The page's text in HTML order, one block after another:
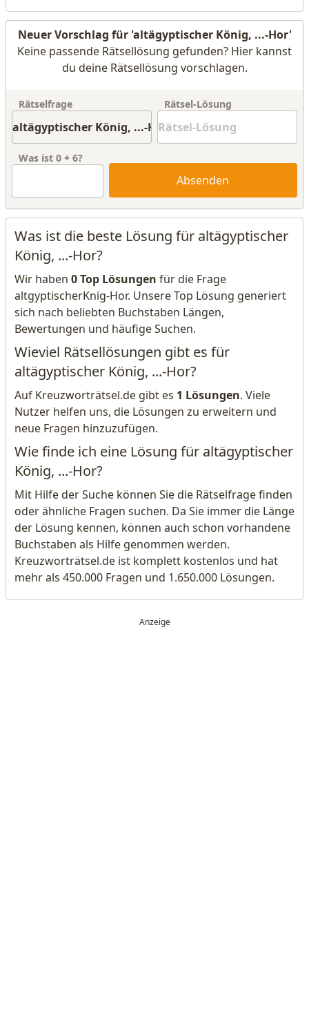
Neuer Vorschlag für 'altägyptischer König, ...-Hor'
Keine passende Rätsellösung gefunden? Hier kannst
du deine Rätsellösung vorschlagen.
Rätselfrage Rätsel-Lösung
Was ist 0 + 6?
Absenden
Was ist die beste Lösung für altägyptischer
König, ...-Hor?
Wir haben 0 Top Lösungen für die Frage
altgyptischerKnig-Hor. Unsere Top Lösung generiert
sich nach beliebten Buchstaben Längen,
Bewertungen und häufige Suchen.
Wieviel Rätsellösungen gibt es für
altägyptischer König, ...-Hor?
Auf Kreuzworträtsel.de gibt es 1 Lösungen. Viele
Nutzer helfen uns, die Lösungen zu erweitern und
neue Fragen hinzuzufügen.
Wie finde ich eine Lösung für altägyptischer
König, ...-Hor?
Mit Hilfe der Suche können Sie die Rätselfrage finden
oder ähnliche Fragen suchen. Da Sie immer die Länge
der Lösung kennen, können auch schon vorhandene
Buchstaben als Hilfe genommen werden.
Kreuzworträtsel.de ist komplett kostenlos und hat
mehr als 450.000 Fragen und 1.650.000 Lösungen.